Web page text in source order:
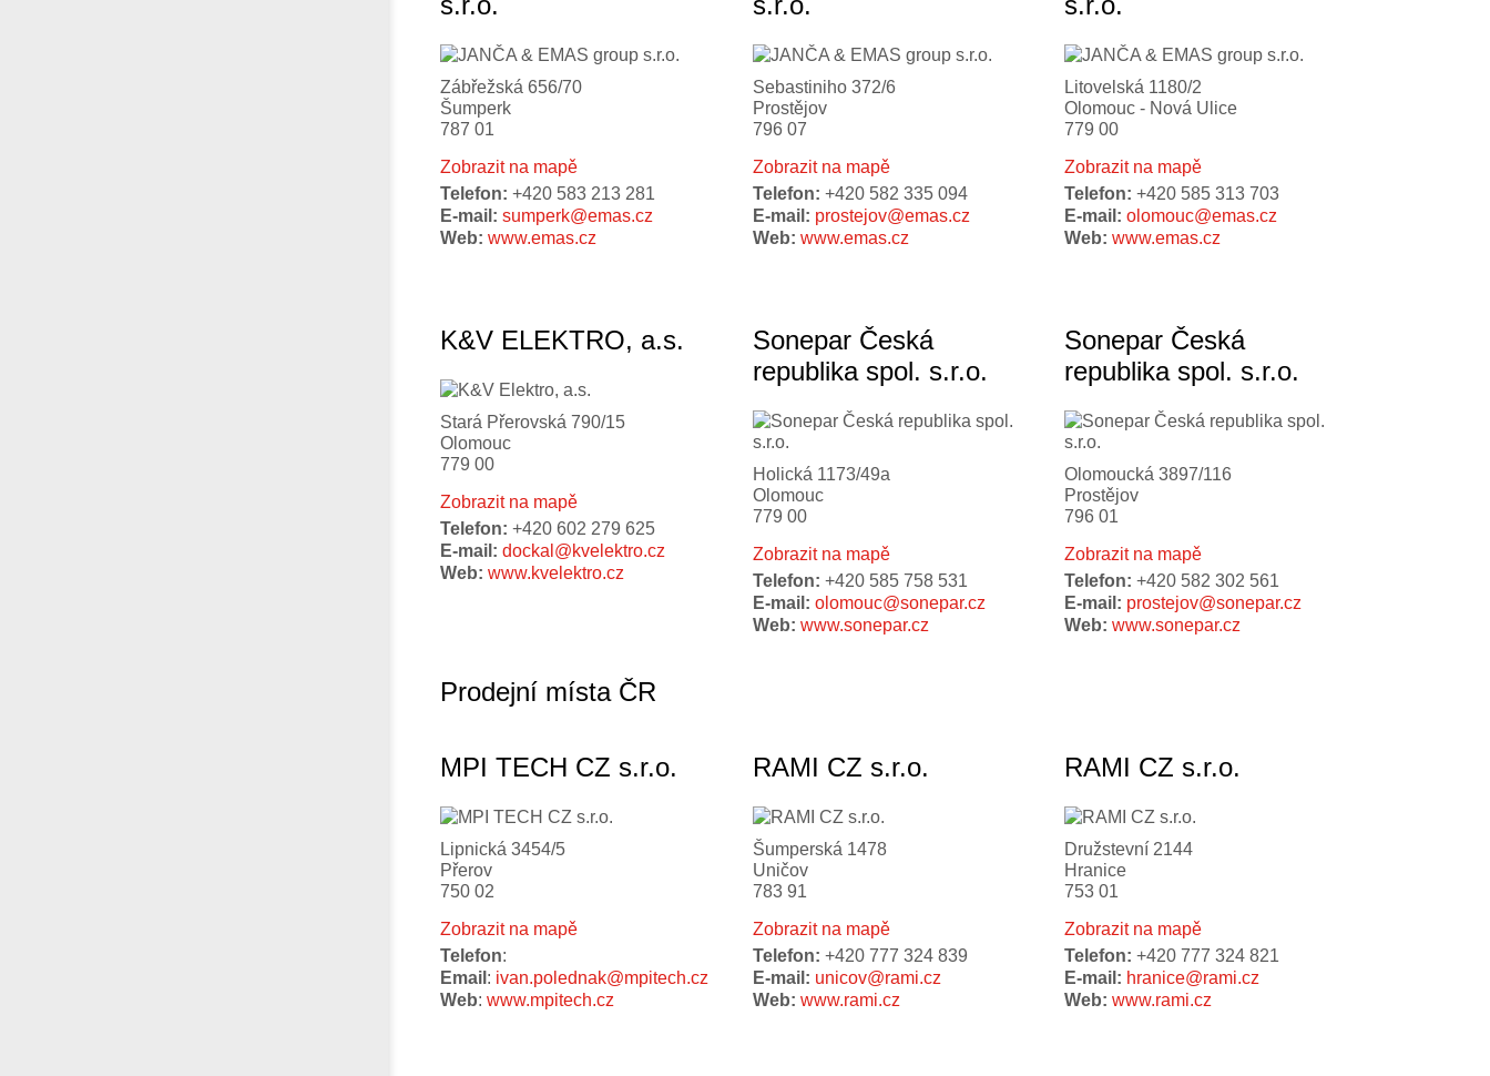
Zábřežská 656/70
Šumperk
787 01
Zobrazit na mapě
Telefon: +420 583 213 281
E-mail: sumperk@emas.cz
Web: www.emas.cz
Sebastiniho 372/6
Prostějov
796 07
Zobrazit na mapě
Telefon: +420 582 335 094
E-mail: prostejov@emas.cz
Web: www.emas.cz
Litovelská 1180/2
Olomouc - Nová Ulice
779 00
Zobrazit na mapě
Telefon:+420 585 313 703
E-mail:olomouc@emas.cz
Web: www.emas.cz
K&V ELEKTRO, a.s.
Stará Přerovská 790/15
Olomouc
779 00
Zobrazit na mapě
Telefon: +420 602 279 625
E-mail: dockal@kvelektro.cz
Web: www.kvelektro.cz
Sonepar Česká
republika spol. s.r.o.
Holická 1173/49a
Olomouc
779 00
Zobrazit na mapě
Telefon: +420 585 758 531
E-mail: olomouc@sonepar.cz
Web: www.sonepar.cz
Sonepar Česká
republika spol. s.r.o.
Olomoucká 3897/116
Prostějov
796 01
Zobrazit na mapě
Telefon: +420 582 302 561
E-mail: prostejov@sonepar.cz
Web: www.sonepar.cz
Prodejní místa ČR
MPI TECH CZ s.r.o.
Lipnická 3454/5
Přerov
750 02
Zobrazit na mapě
Telefon:
Email : ivan.polednak@mpitech.cz
Web: www.mpitech.cz
RAMI CZ s.r.o.
Šumperská 1478
Uničov
783 91
Zobrazit na mapě
Telefon: +420 777 324 839
E-mail: unicov@rami.cz
Web: www.rami.cz
RAMI CZ s.r.o.
Družstevní 2144
Hranice
753 01
Zobrazit na mapě
Telefon: +420 777 324 821
E-mail: hranice@rami.cz
Web: www.rami.cz